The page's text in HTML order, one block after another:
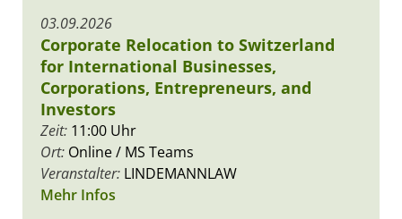
03.09.2026
Corporate Relocation to Switzerland
for International Businesses,
Corporations, Entrepreneurs, and
Investors
Zeit: 11:00 Uhr
Ort: Online / MS Teams
Veranstalter: LINDEMANNLAW
Mehr Infos